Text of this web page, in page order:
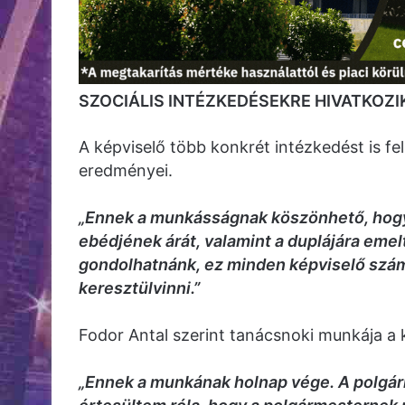
SZOCIÁLIS INTÉZKEDÉSEKRE
A képviselő több konkrét intézkedést is
eredményei.
„Ennek a munkásságnak köszönhető,
ebédjének árát, valamint a duplájára
gondolhatnánk, ez minden képviselő
keresztülvinni.”
Fodor Antal szerint tanácsnoki munkája
„Ennek a munkának holnap vége. A